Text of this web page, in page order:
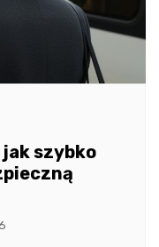
szybko